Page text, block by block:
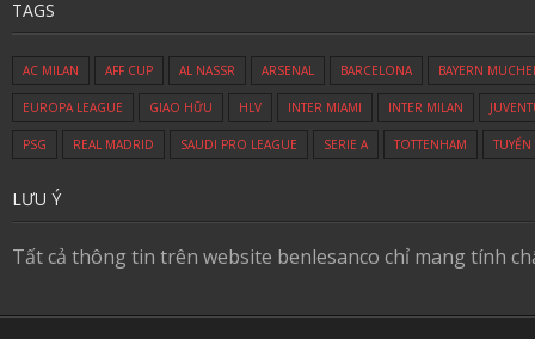
TAGS
AC MILAN AFF CUP AL NASSR ARSENAL BARCELONA BAYERN
EUROPA LEAGUE GIAO HỮU HLV INTER MIAMI INTER MILAN
PSG REAL MADRID SAUDI PRO LEAGUE SERIE A TOTTENHAM
LƯU Ý
Tất cả thông tin trên website benlesanco chỉ mang tính